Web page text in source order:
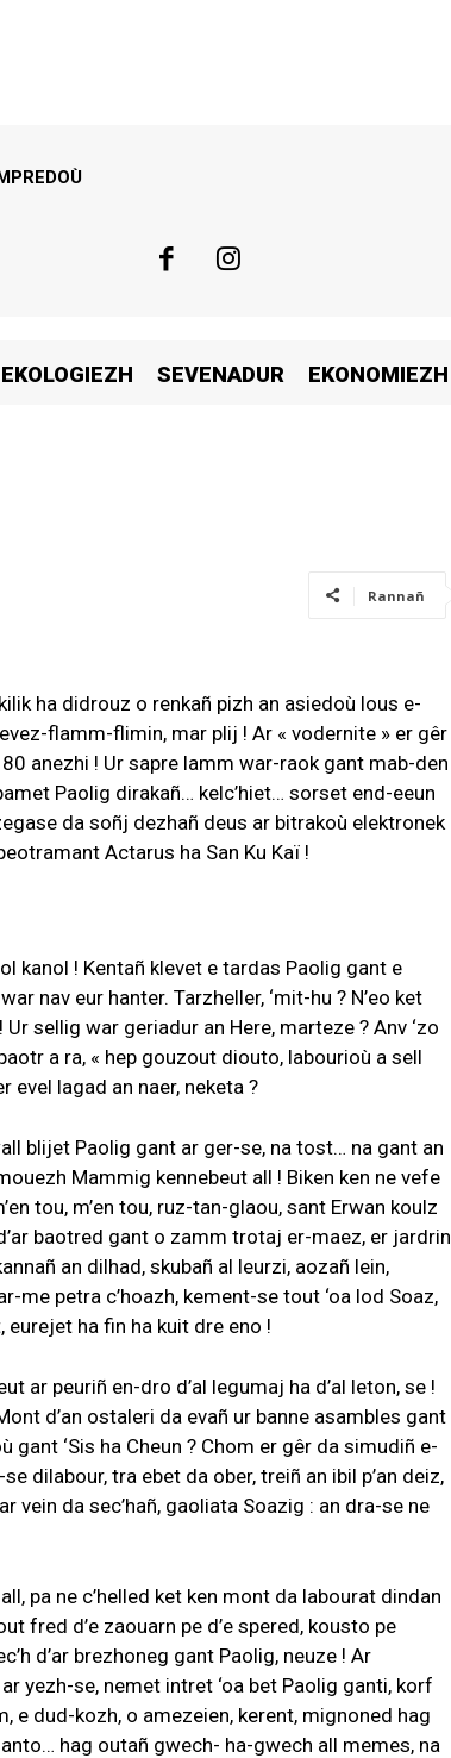
EKOLOGIEZH SEVENADUR EKONOMIEZH
Rannañ
ha didrouz o renkañ pizh an asiedoù lous e-
flamm-flimin, mar plij ! Ar « vodernite » er gêr
anezhi ! Ur sapre lamm war-raok gant mab-den
Paolig dirakañ… kelc’hiet… sorset end-eeun
da soñj dezhañ deus ar bitrakoù elektronek
Actarus ha San Ku Kaï !
kanol ! Kentañ klevet e tardas Paolig gant e
nav eur hanter. Tarzheller, ‘mit-hu ? N’eo ket
sellig war geriadur an Here, marteze ? Anv ‘zo
a ra, « hep gouzout diouto, labourioù a sell
evel lagad an naer, neketa ?
blijet Paolig gant ar ger-se, na tost… na gant an
Mammig kennebeut all ! Biken ken ne vefe
tou, m’en tou, ruz-tan-glaou, sant Erwan koulz
baotred gant o zamm trotaj er-maez, er jardrin
an dilhad, skubañ al leurzi, aozañ lein,
me petra c’hoazh, kement-se tout ‘oa lod Soaz,
eurejet ha fin ha kuit dre eno !
ar peuriñ en-dro d’al legumaj ha d’al leton, se !
d’an ostaleri da evañ ur banne asambles gant
gant ‘Sis ha Cheun ? Chom er gêr da simudiñ e-
dilabour, tra ebet da ober, treiñ an ibil p’an deiz,
vein da sec’hañ, gaoliata Soazig : an dra-se ne
pa ne c’helled ket ken mont da labourat dindan
fred d’e zaouarn pe d’e spered, kousto pe
d’ar brezhoneg gant Paolig, neuze ! Ar
yezh-se, nemet intret ‘oa bet Paolig ganti, korf
e dud-kozh, o amezeien, kerent, mignoned hag
hag outañ gwech- ha-gwech all memes, na